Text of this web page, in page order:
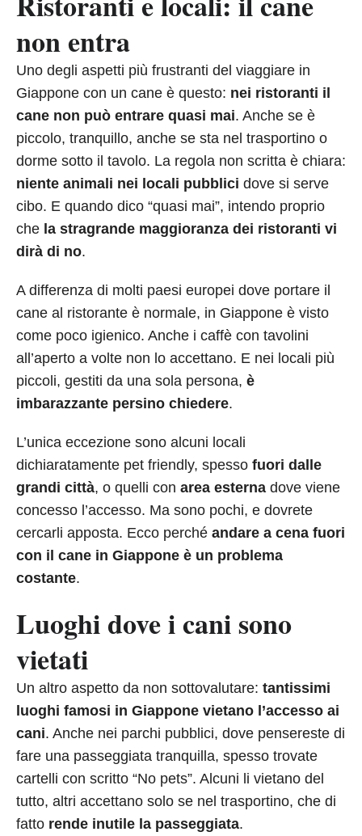
non entra
Uno degli aspetti più frustranti del viaggiare in
Giappone con un cane è questo: nei ristoranti il
cane non può entrare quasi mai. Anche se è
piccolo, tranquillo, anche se sta nel trasportino o
dorme sotto il tavolo. La regola non scritta è chiara:
niente animali nei locali pubblici dove si serve
cibo. E quando dico “quasi mai”, intendo proprio
che la stragrande maggioranza dei ristoranti vi
dirà di no.
A differenza di molti paesi europei dove portare il
cane al ristorante è normale, in Giappone è visto
come poco igienico. Anche i caffè con tavolini
all’aperto a volte non lo accettano. E nei locali più
piccoli, gestiti da una sola persona, è
imbarazzante persino chiedere.
L’unica eccezione sono alcuni locali
dichiaratamente pet friendly, spesso fuori dalle
grandi città, o quelli con area esterna dove viene
concesso l’accesso. Ma sono pochi, e dovrete
cercarli apposta. Ecco perché andare a cena fuori
con il cane in Giappone è un problema
costante.
Luoghi dove i cani sono
vietati
Un altro aspetto da non sottovalutare: tantissimi
luoghi famosi in Giappone vietano l’accesso ai
cani. Anche nei parchi pubblici, dove pensereste di
fare una passeggiata tranquilla, spesso trovate
cartelli con scritto “No pets”. Alcuni li vietano del
tutto, altri accettano solo se nel trasportino, che di
fatto rende inutile la passeggiata.